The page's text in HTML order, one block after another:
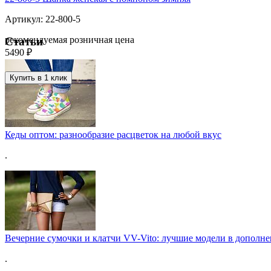
Артикул: 22-800-5
рекомендуемая розничная цена
5490 ₽
Купить в 1 клик
Статьи
Кеды оптом: разнообразие расцветок на любой вкус
.
Вечерние сумочки и клатчи VV-Vito: лучшие модели в
.